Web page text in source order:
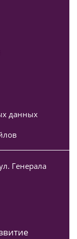
данных
Генерала